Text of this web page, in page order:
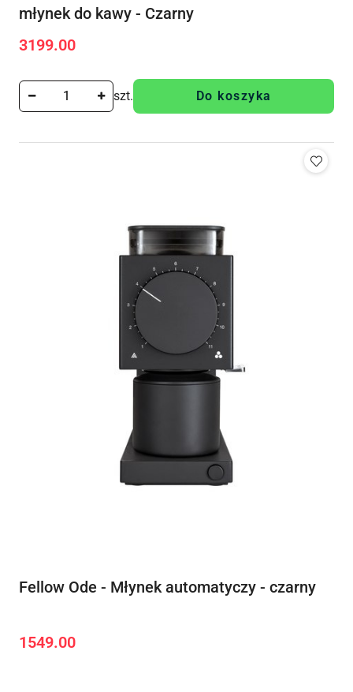
młynek do kawy - Czarny
Cena:
3199.00
szt. Do koszyka
Fellow Ode - Młynek automatyczy - czarny
Cena:
1549.00